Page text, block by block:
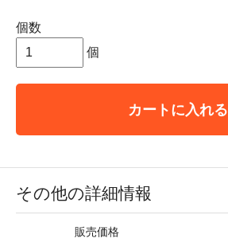
個数
個
カートに入れる
その他の詳細情報
販売価格